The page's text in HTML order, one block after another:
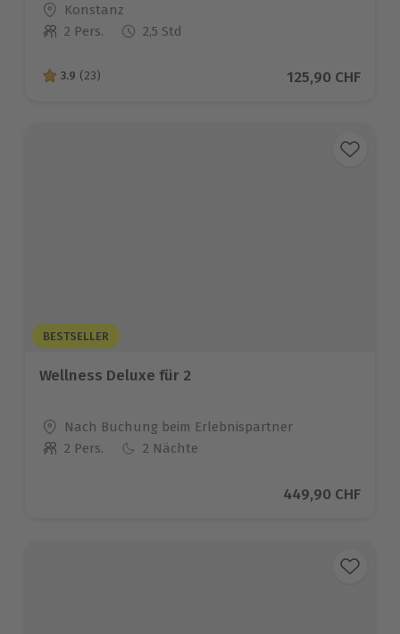
Standort
Konstanz
Anzahl der Teilnehmer
2 Pers. 2,5 Std
3.9 von 5 Sternen basierend auf 23 Bewertungen
3.9 (23) Aktueller Preis
125,90 CHF
BESTSELLER
Wellness Deluxe für 2
Standort
Nach Buchung beim Erlebnispartner
Anzahl der Teilnehmer
2 Pers. 2 Nächte
Aktueller Preis
449,90 CHF